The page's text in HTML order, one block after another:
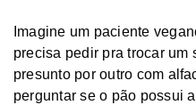
Imagine um paciente
precisa pedir pra trocar um
presunto por outro com
perguntar se o pão possui